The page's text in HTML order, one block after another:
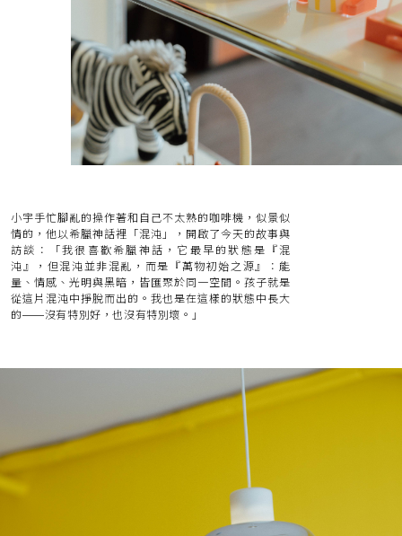
小宇手忙腳亂的操作著和自己不太熟的咖啡機，似景似
情的，他以希臘神話裡「混沌」，開啟了今天的故事與
訪談：「我很喜歡希臘神話，它最早的狀態是『混
沌』，但混沌並非混亂，而是『萬物初始之源』：能
量、情感、光明與黑暗，皆匯聚於同一空間。孩子就是
從這片混沌中掙脫而出的。我也是在這樣的狀態中長大
的——沒有特別好，也沒有特別壞。」